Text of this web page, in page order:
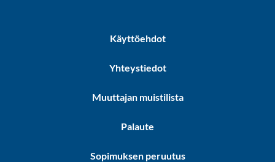
Käyttöehdot
Yhteystiedot
Muuttajan muistilista
Palaute
Sopimuksen peruutus